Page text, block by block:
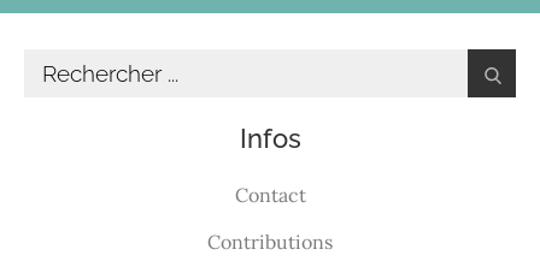
Infos
Contact
Contributions